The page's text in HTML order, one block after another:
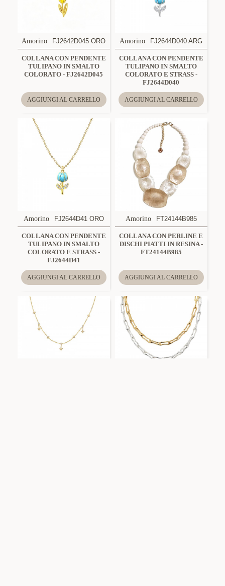
Amorino FJ2642D045 ORO
COLLANA CON PENDENTE
TULIPANO IN SMALTO
COLORATO - FJ2642D045
AGGIUNGI AL CARRELLO
Amorino FJ2644D040 ARG
COLLANA CON PENDENTE
TULIPANO IN SMALTO
COLORATO E STRASS -
FJ2644D040
AGGIUNGI AL CARRELLO
Amorino FJ2644D41 ORO
COLLANA CON PENDENTE
TULIPANO IN SMALTO
COLORATO E STRASS -
FJ2644D41
AGGIUNGI AL CARRELLO
Amorino FT24144B985
COLLANA CON PERLINE E
DISCHI PIATTI IN RESINA -
FT24144B985
AGGIUNGI AL CARRELLO